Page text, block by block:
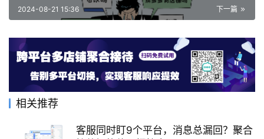
下一篇
2024-08-21 15:36
相关推荐
客服同时盯9个平台，消息总漏回？聚合